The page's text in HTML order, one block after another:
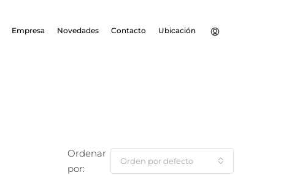
Empresa Novedades Contacto Ubicación
Ordenar
por:
Orden por defecto